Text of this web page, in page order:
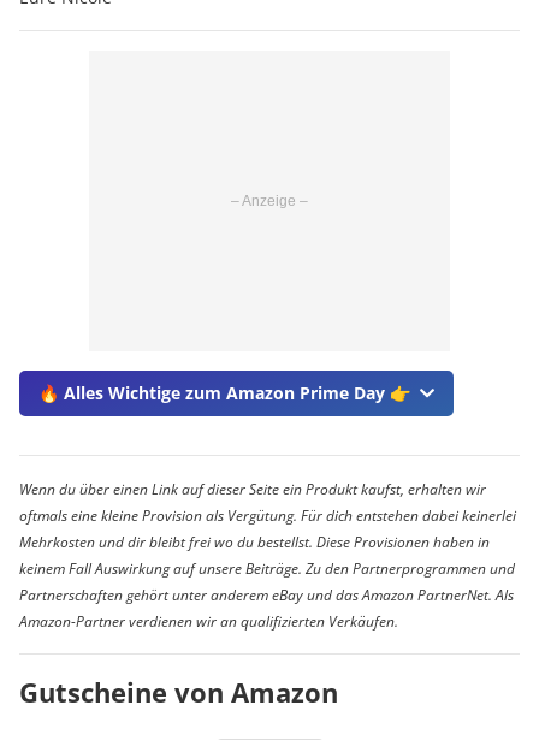
🔥 Alles Wichtige zum Amazon Prime Day 👉
Wenn du über einen Link auf dieser Seite ein Produkt kaufst, erhalten wir
oftmals eine kleine Provision als Vergütung. Für dich entstehen dabei keinerlei
Mehrkosten und dir bleibt frei wo du bestellst. Diese Provisionen haben in
keinem Fall Auswirkung auf unsere Beiträge. Zu den Partnerprogrammen und
Partnerschaften gehört unter anderem eBay und das Amazon PartnerNet. Als
Amazon-Partner verdienen wir an qualifizierten Verkäufen.
Gutscheine von Amazon